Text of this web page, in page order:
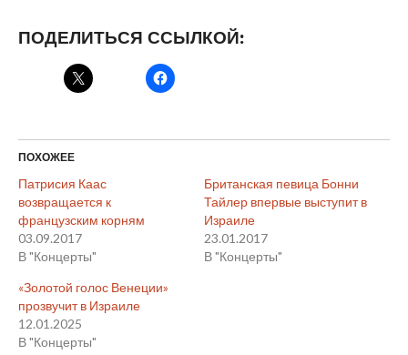
ПОДЕЛИТЬСЯ ССЫЛКОЙ:
ПОХОЖЕЕ
Патрисия Каас
возвращается к
французским корням
03.09.2017
В "Концерты"
Британская певица Бонни
Тайлер впервые выступит в
Израиле
23.01.2017
В "Концерты"
«Золотой голос Венеции»
прозвучит в Израиле
12.01.2025
В "Концерты"